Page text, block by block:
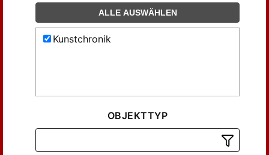
ALLE AUSWÄHLEN
Kunstchronik
OBJEKTTYP